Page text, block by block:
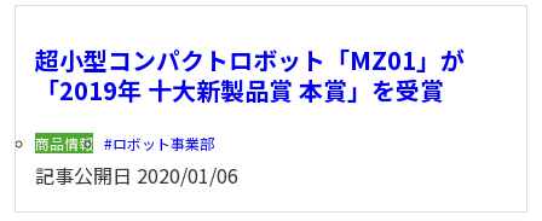
超小型コンパクトロボット「MZ01」が
「2019年 十大新製品賞 本賞」を受賞
商品情報 ロボット事業部
記事公開日 2020/01/06